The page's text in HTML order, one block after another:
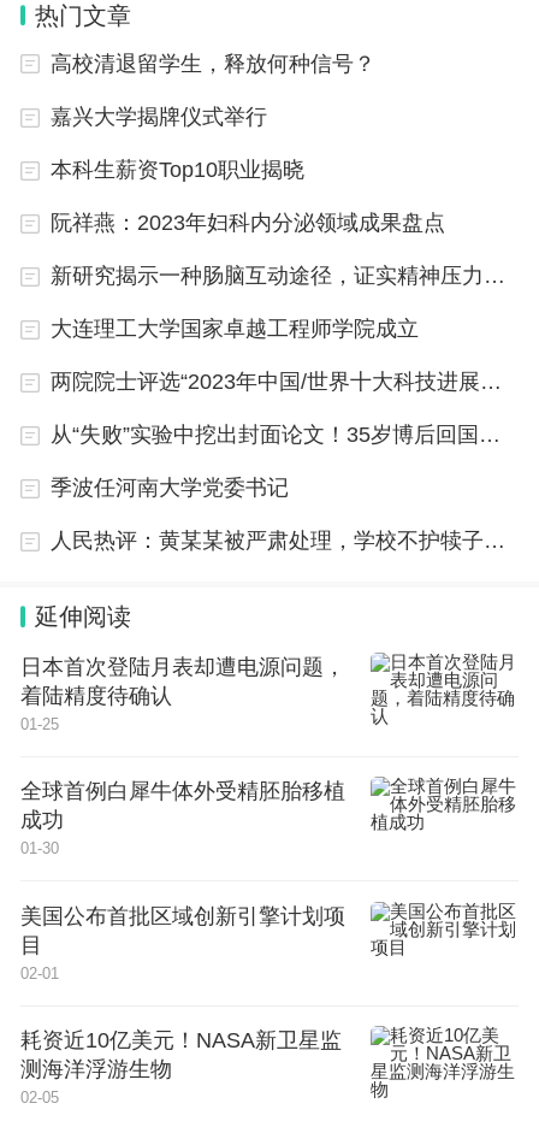
2、2019年，李雪琴因录制视频隔空喊话吴亦
注。2020年，参与录制的脱口秀竞技节目《脱口秀
大会第三季》在腾讯视频播出，最终在总决赛中获得
第五名。
关于跨考考研的内容到此结束，希望对大家有所
热门文章
高校清退留学生，释放何种信号？
嘉兴大学揭牌仪式举行
本科生薪资Top10职业揭晓
阮祥燕：2023年妇科内分泌领域成果盘点
新研究揭示一种肠脑互动途径，证实精神压力对肠道影响
大连理工大学国家卓越工程师学院成立
两院院士评选“2023年中国/世界十大科技进展新闻”将于1月11日发布
从“失败”实验中挖出封面论文！35岁博后回国即任“985”教授
季波任河南大学党委书记
人民热评：黄某某被严肃处理，学校不护犊子值得点赞
延伸阅读
日本首次登陆月表却遭电源问题，
着陆精度待确认
01-25
全球首例白犀牛体外受精胚胎移植
成功
01-30
美国公布首批区域创新引擎计划项
目
02-01
耗资近10亿美元！NASA新卫星监
测海洋浮游生物
02-05